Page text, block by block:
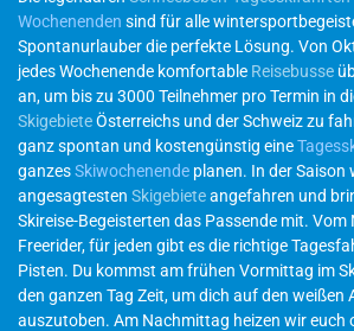
Wochenenden sind für alle
Spontanurlauber die perfekte Lösung. Von
jedes Wochenende komfortable Reisebusse
an, um bis zu 3000 Teilnehmer pro Termin in
SkigebieteÖsterreichs und der Schweiz zu
ganz spontan und kostengünstig eine
ganzesSkiwochenende planen. In der Saison
angesagtesten Skigebieteangefahren und
Skireise-Begeisterten das Passende mit. Vom
Freerider, für jeden gibt es die richtige
Pisten. Du kommst am frühen Vormittag im
den ganzen Tag Zeit, um dich auf den weißen
auszutoben. Am Nachmittag heizen wir euch